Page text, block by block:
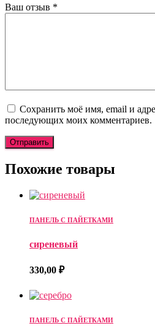
Ваш отзыв *
Сохранить моё имя, email и
последующих моих комментариев.
Похожие товары
ПАНЕЛЬ С ПАЙЕТКАМИ
сиреневый
330,00 ₽
ПАНЕЛЬ С ПАЙЕТКАМИ